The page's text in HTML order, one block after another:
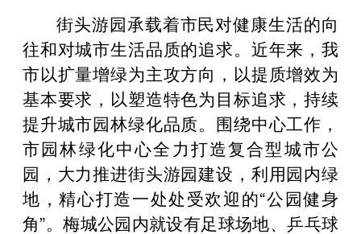
街头游园承载着市民对健康生活的向
往和对城市生活品质的追求。近年来，我
市以扩量增绿为主攻方向，以提质增效为
基本要求，以塑造特色为目标追求，持续
提升城市园林绿化品质。围绕中心工作，
市园林绿化中心全力打造复合型城市公
园，大力推进街头游园建设，利用园内绿
地，精心打造一处处受欢迎的“公园健身
角”。梅城公园内就设有足球场地、乒乓球